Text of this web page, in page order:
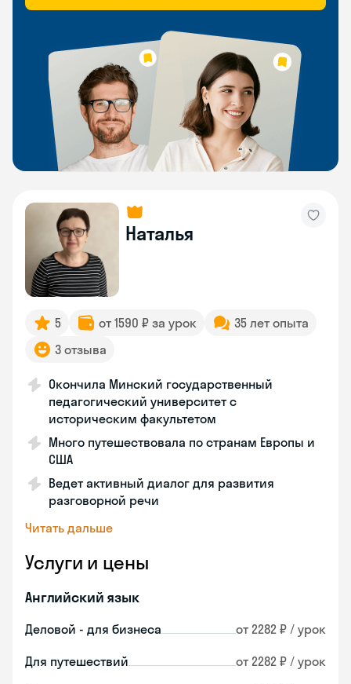
Наталья
5 от 1590 ₽ за урок
35 лет опыта
3 отзыва
Окончила Минский государственный
педагогический университет с
историческим факультетом
Много путешествовала по странам Европы и
США
Ведет активный диалог для развития
разговорной речи
Читать дальше
Услуги и цены
Английский язык
Деловой - для бизнеса от 2282 ₽ / урок
Для путешествий от 2282 ₽ / урок